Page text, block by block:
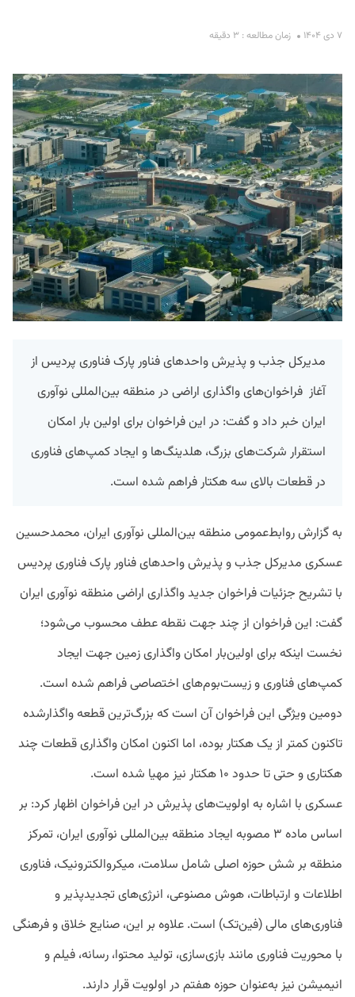
۷ دی ۱۴۰۴ زمان مطالعه : ۳ دقیقه
مدیرکل جذب و پذیرش واحدهای فناور پارک فناوری پردیس از
آغاز فراخوان‌های واگذاری اراضی در منطقه بین‌المللی نوآوری
ایران خبر داد و گفت: در این فراخوان برای اولین بار امکان
استقرار شرکت‌های بزرگ، هلدینگ‌ها و ایجاد کمپ‌های فناوری
در قطعات بالای سه هکتار فراهم شده است.
به گزارش روابط‌عمومی منطقه بین‌المللی نوآوری ایران، محمدحسین
عسکری مدیرکل جذب و پذیرش واحدهای فناور پارک فناوری پردیس
با تشریح جزئیات فراخوان جدید واگذاری اراضی منطقه نوآوری ایران
گفت: این فراخوان از چند جهت نقطه عطف محسوب می‌شود؛
نخست اینکه برای اولین‌بار امکان واگذاری زمین جهت ایجاد
کمپ‌های فناوری و زیست‌بوم‌های اختصاصی فراهم شده است.
دومین ویژگی این فراخوان آن است که بزرگ‌ترین قطعه واگذارشده
تاکنون کمتر از یک هکتار بوده، اما اکنون امکان واگذاری قطعات چند
هکتاری و حتی تا حدود ۱۰ هکتار نیز مهیا شده است.
عسکری با اشاره به اولویت‌های پذیرش در این فراخوان اظهار کرد: بر
اساس ماده ۳ مصوبه ایجاد منطقه بین‌المللی نوآوری ایران، تمرکز
منطقه بر شش حوزه اصلی شامل سلامت، میکروالکترونیک، فناوری
اطلاعات و ارتباطات، هوش مصنوعی، انرژی‌های تجدیدپذیر و
فناوری‌های مالی (فین‌تک) است. علاوه بر این، صنایع خلاق و فرهنگی
با محوریت فناوری مانند بازی‌سازی، تولید محتوا، رسانه، فیلم و
انیمیشن نیز به‌عنوان حوزه هفتم در اولویت قرار دارند.